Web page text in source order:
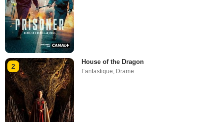
2
House of the Dragon
Fantastique, Drame